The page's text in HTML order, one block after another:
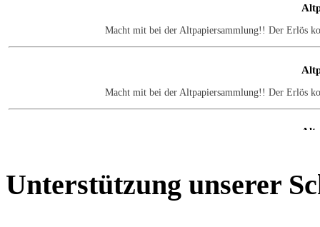
Macht mit bei der Altpapiersammlung!! Der Erlös
Macht mit bei der Altpapiersammlung!! Der Erlös
Unterstützung unserer